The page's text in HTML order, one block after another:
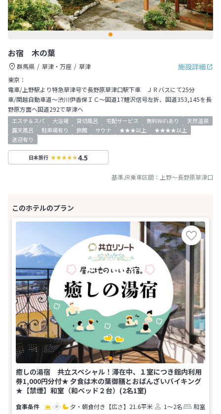
お宿 木の葉
施設詳細
群馬県 草津・万座
草津
東京：
電車/上野駅より特急草津号で長野原草津口駅下車 ＪＲバスにて25分
車/関越自動車道～渋川伊香保ＩＣ～国道17鯉沢信号左折、国道353,145を長
野原方面へ国道292で草津へ
エステ＆スパ 大浴場 貸切風呂 宅配サービス 無料WiFiあり
天然温泉
露天風呂
駐車場有り 旅館 サウナ ★★★以上
★★★★以上
送迎有り
日本旅行 4.5
基準JR乗車区間： 上野～長野原草津口
癒しの湯宿 共立スペシャル！滞在中、１室につき館内利用
券1,000円分付★ 夕食は木の葉御膳とおばんざいバイキング
★【禁煙】和室（和ベッド２台）(2名1室)
夕・朝食付き 【広さ】21.6平米 1～2名
和室